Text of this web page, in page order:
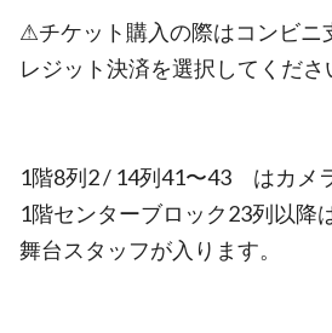
⚠チケット購入の際はコンビニ
レジット決済を選択してくださ
1階8列2 / 14列41〜43 はカメ
1階センターブロック23列以降
舞台スタッフが入ります。